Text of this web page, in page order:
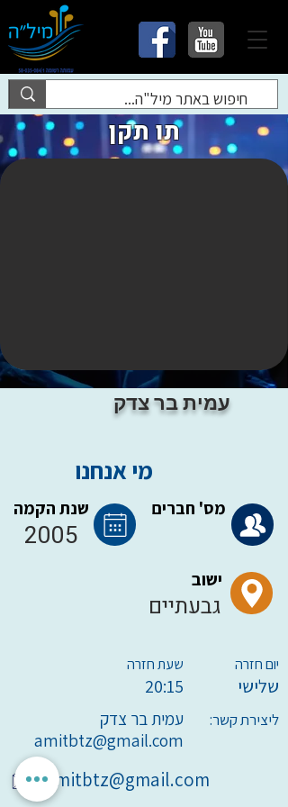
תו תקן
עמית בר צדק
מי אנחנו
שנת הקמה
2005
מס' חברים
ישוב
גבעתיים
שעת חזרה
20:15
יום חזרה
שלישי
עמית בר צדק
amitbtz@gmail.com
ליצירת קשר:
amitbtz@gmail.com